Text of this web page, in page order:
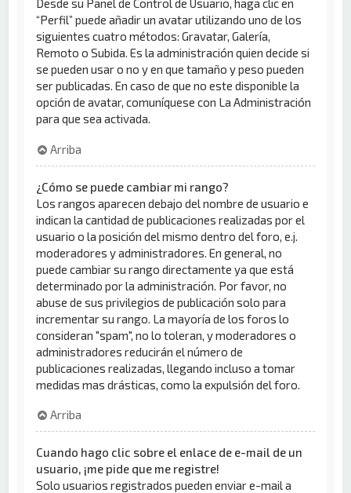
Desde su Panel de Control de Usuario, haga clic en
“Perfil” puede añadir un avatar utilizando uno de los
siguientes cuatro métodos: Gravatar, Galería,
Remoto o Subida. Es la administración quien decide si
se pueden usar o no y en que tamaño y peso pueden
ser publicadas. En caso de que no este disponible la
opción de avatar, comuníquese con La Administración
para que sea activada.
Arriba
¿Cómo se puede cambiar mi rango?
Los rangos aparecen debajo del nombre de usuario e
indican la cantidad de publicaciones realizadas por el
usuario o la posición del mismo dentro del foro, e.j.
moderadores y administradores. En general, no
puede cambiar su rango directamente ya que está
determinado por la administración. Por favor, no
abuse de sus privilegios de publicación solo para
incrementar su rango. La mayoría de los foros lo
consideran "spam", no lo toleran, y moderadores o
administradores reducirán el número de
publicaciones realizadas, llegando incluso a tomar
medidas mas drásticas, como la expulsión del foro.
Arriba
Cuando hago clic sobre el enlace de e-mail de un
usuario, ¡me pide que me registre!
Solo usuarios registrados pueden enviar e-mail a